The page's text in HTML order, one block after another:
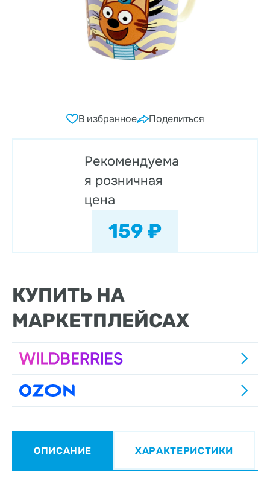
В избранное Поделиться
Рекомендуема
я розничная
цена
159 ₽
КУПИТЬ НА
МАРКЕТПЛЕЙСАХ
ОПИСАНИЕ ХАРАКТЕРИСТИКИ